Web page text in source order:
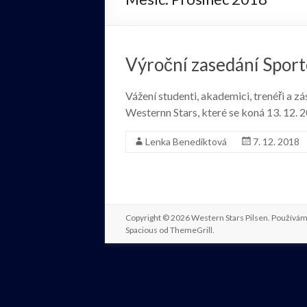
Výroční zasedání
Vážení studenti, akademici, trenéři a
Westernn Stars, které se koná 13. 12.
Lenka Benediktová 7. 12. 2018
Copyright © 2026Western Stars Pilsen .
Spacious od ThemeGrill